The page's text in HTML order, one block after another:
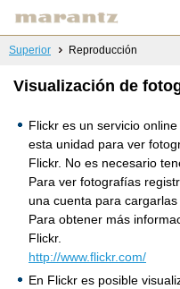
Superior Reproducción
Visualización de
Flickr es un servicio
esta unidad para ver
Flickr. No es necesario
Para ver fotografías
una cuenta para cargarlas
Para obtener más
Flickr.
http://www.flickr.com/
En Flickr es posible